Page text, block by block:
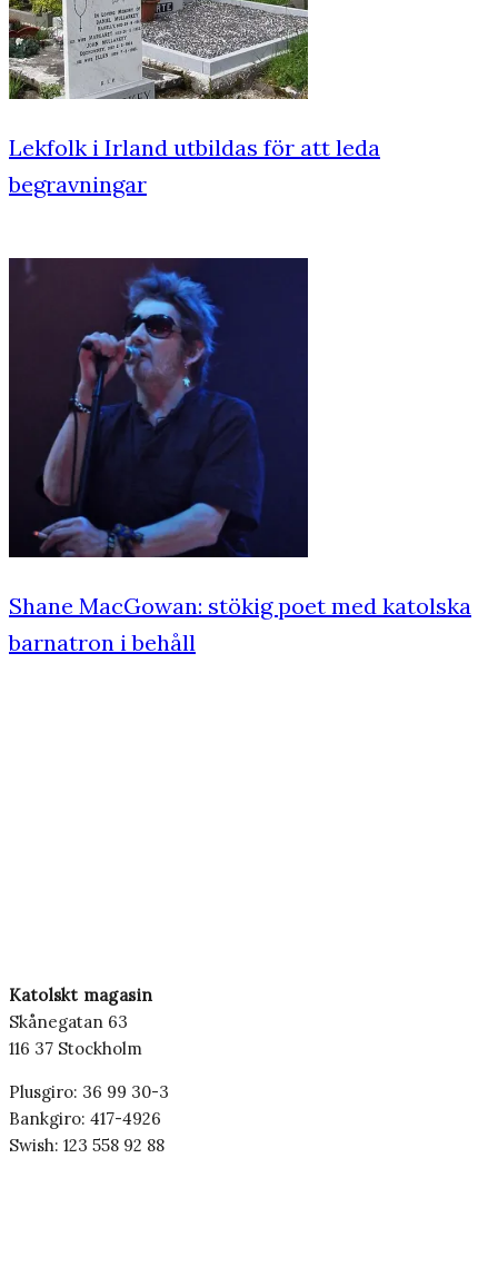
Lekfolk i Irland utbildas för att leda
begravningar
Shane MacGowan: stökig poet med katolska
barnatron i behåll
Katolskt magasin
Skånegatan 63
116 37 Stockholm
Plusgiro: 36 99 30-3
Bankgiro: 417-4926
Swish: 123 558 92 88